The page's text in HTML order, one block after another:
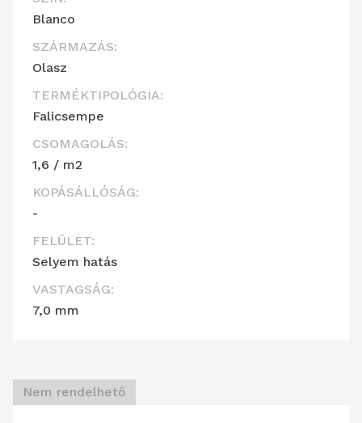
Blanco
SZÁRMAZÁS:
Olasz
TERMÉKTIPOLÓGIA:
Falicsempe
CSOMAGOLÁS:
1,6 / m2
KOPÁSÁLLÓSÁG:
-
FELÜLET:
Selyem hatás
VASTAGSÁG:
7,0 mm
Nem rendelhető